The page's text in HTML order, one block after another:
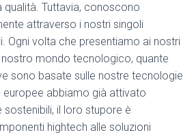
qualità. Tuttavia, conoscono
attraverso i nostri singoli
Ogni volta che presentiamo ai nostri
nostro mondo tecnologico, quante
sono basate sulle nostre tecnologie
europee abbiamo già attivato
sostenibili, il loro stupore è
hightech alle soluzioni